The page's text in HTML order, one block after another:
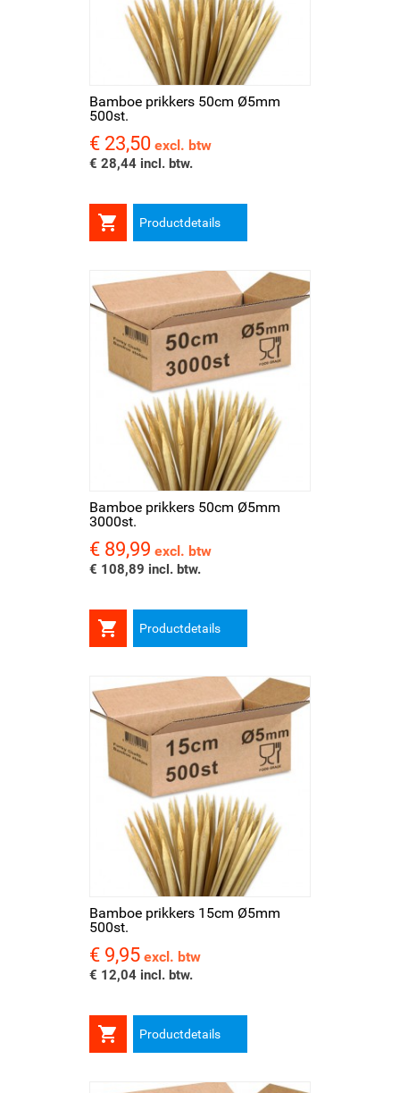
Bamboe prikkers 50cm Ø5mm
500st.
Prijs
€ 23,50 excl. btw
€ 28,44 incl. btw.
 Productdetails
Bamboe prikkers 50cm Ø5mm
3000st.
Prijs
€ 89,99 excl. btw
€ 108,89 incl. btw.
 Productdetails
Bamboe prikkers 15cm Ø5mm
500st.
Prijs
€ 9,95 excl. btw
€ 12,04 incl. btw.
 Productdetails